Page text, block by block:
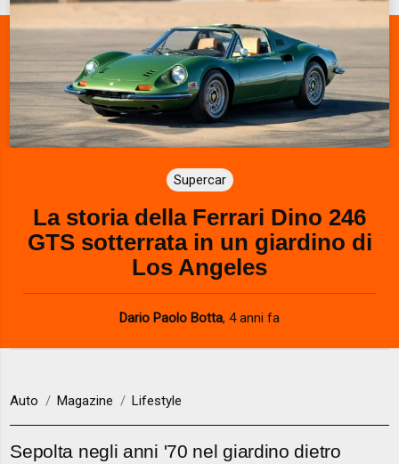
Supercar
La storia della Ferrari Dino 246
GTS sotterrata in un giardino di
Los Angeles
Dario Paolo Botta, 4 anni fa
Auto Magazine Lifestyle
Sepolta negli anni '70 nel giardino dietro